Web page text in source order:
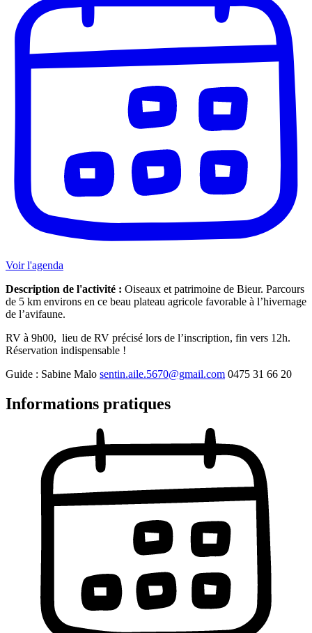
Voir l'agenda
Description de l'activité : Oiseaux et patrimoine de Bieur. Parcours
de 5 km environs en ce beau plateau agricole favorable à l’hivernage
de l’avifaune.
RV à 9h00, lieu de RV précisé lors de l’inscription, fin vers 12h.
Réservation indispensable !
Guide : Sabine Malo sentin.aile.5670@gmail.com 0475 31 66 20
Informations pratiques